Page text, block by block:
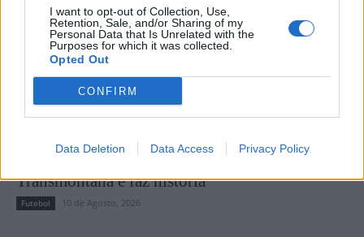
I want to opt-out of Collection, Use,
Retention, Sale, and/or Sharing of my
Personal Data that Is Unrelated with the
Purposes for which it was collected.
Opted Out
CONFIRM
Data Deletion Data Access Privacy Policy
CRÓNICA | Montalegre vence Taça
Transmontana e faz história
Futebol 10 de Agosto, 2026